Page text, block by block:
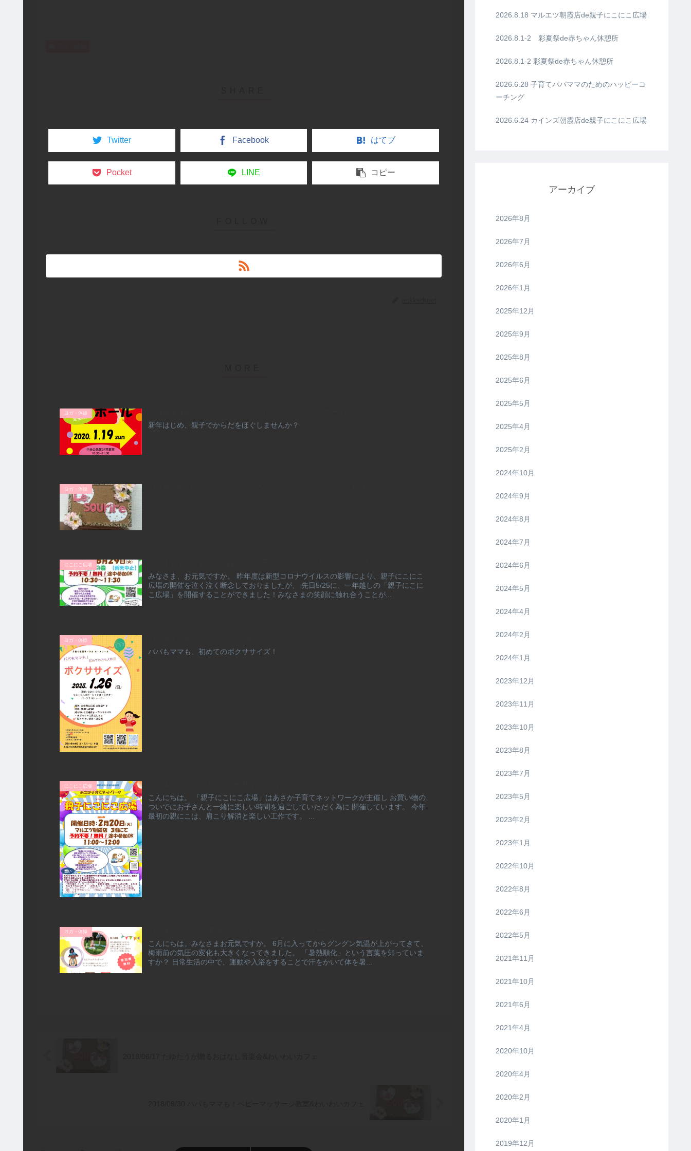
Twitter Facebook はてブ
Pocket LINE コピー
ヨガ・体操
新年はじめ、親子でからだをほぐしませんか？
ヨガ・体操
にこにこ広場
みなさま、お元気ですか。 昨年度は新型コロナウイルスの影響により、親子にこにこ
広場の開催を泣く泣く断念しておりましたが、 先日5/25に、一年越しの「親子にこに
こ広場」を開催することができました！みなさまの笑顔に触れ合うことが...
ヨガ・体操
パパもママも、初めてのボクササイズ！
にこにこ広場
こんにちは。 「親子にこにこ広場」はあさか子育てネットワークが主催し お買い物の
ついでにお子さんと一緒に楽しい時間を過ごしていただく為に 開催しています。 今年
最初の親にこは、肩こり解消と楽しい工作です。 ...
ヨガ・体操
こんにちは。みなさまお元気ですか。 6月に入ってからグングン気温が上がってきて、
梅雨前の気圧の変化も大きくなってきました。 「暑熱順化」という言葉を知っていま
すか？ 日常生活の中で、運動や入浴をすることで汗をかいて体を暑...
2026.8.18 マルエツ朝霞店de親子にこにこ広場
2026.8.1-2 彩夏祭de赤ちゃん休憩所
2026.8.1-2 彩夏祭de赤ちゃん休憩所
2026.6.28 子育てパパママのためのハッピーコ
ーチング
2026.6.24 カインズ朝霞店de親子にこにこ広場
アーカイブ
2026年8月
2026年7月
2026年6月
2026年1月
2025年12月
2025年9月
2025年8月
2025年6月
2025年5月
2025年4月
2025年2月
2024年10月
2024年9月
2024年8月
2024年7月
2024年6月
2024年5月
2024年4月
2024年2月
2024年1月
2023年12月
2023年11月
2023年10月
2023年8月
2023年7月
2023年5月
2023年2月
2023年1月
2022年10月
2022年8月
2022年6月
2022年5月
2021年11月
2021年10月
2021年6月
2021年4月
2020年10月
2020年4月
2020年2月
2020年1月
2019年12月